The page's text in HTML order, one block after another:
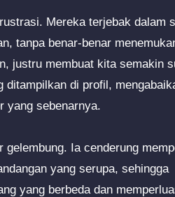
Mereka terjebak dalam
tanpa benar-benar
justru membuat kita semakin
ditampilkan di profil,
yang sebenarnya.
Ia cenderung
yang serupa, sehingga
yang berbeda dan